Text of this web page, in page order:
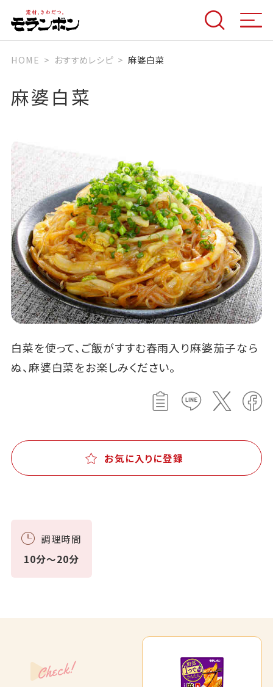
HOME おすすめレシピ 麻婆白菜
麻婆白菜
白菜を使って、ご飯がすすむ春雨入り麻婆茄子なら
ぬ、麻婆白菜をお楽しみください。
お気に入りに登録
調理時間
10分～20分
Check!